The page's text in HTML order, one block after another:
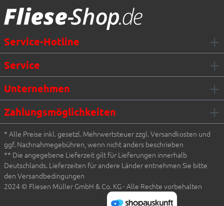
Service-Hotline
Service
Unternehmen
Zahlungsmöglichkeiten
* Alle Preise inkl. gesetzl. Mehrwertsteuer zzgl. Versandkosten und
ggf. Nachnahmegebühren, wenn nicht anders beschrieben
** Die angegebene Lieferzeit gilt für Lieferungen innerhalb
Deutschlands. Lieferzeiten für andere Länder entnehmen Sie bitte
den Versandbedingungen
2024 © Fliesen Müller GmbH & Co. KG - Alle Rechte vorbehalten